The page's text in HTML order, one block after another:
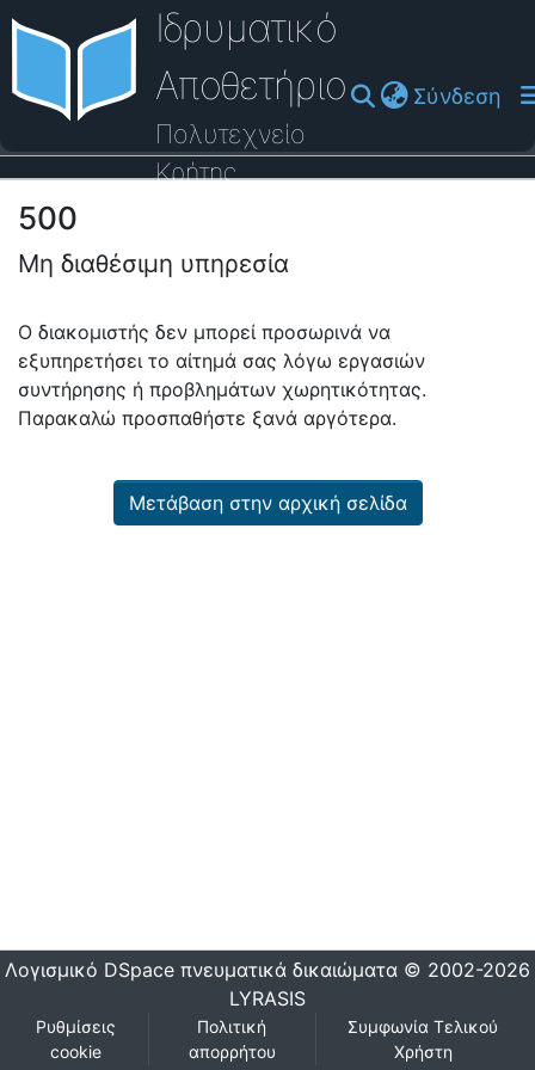
Ιδρυματικό
Αποθετήριο
Πολυτεχνείο
Κρήτης
Σύνδεση
Οδηγός Βοήθειας
500
Μη διαθέσιμη υπηρεσία
Ο διακομιστής δεν μπορεί προσωρινά να
εξυπηρετήσει το αίτημά σας λόγω εργασιών
συντήρησης ή προβλημάτων χωρητικότητας.
Παρακαλώ προσπαθήστε ξανά αργότερα.
Μετάβαση στην αρχική σελίδα
Λογισμικό DSpace πνευματικά δικαιώματα © 2002-2026
LYRASIS
Ρυθμίσεις
cookie
Πολιτική
απορρήτου
Συμφωνία Τελικού
Χρήστη